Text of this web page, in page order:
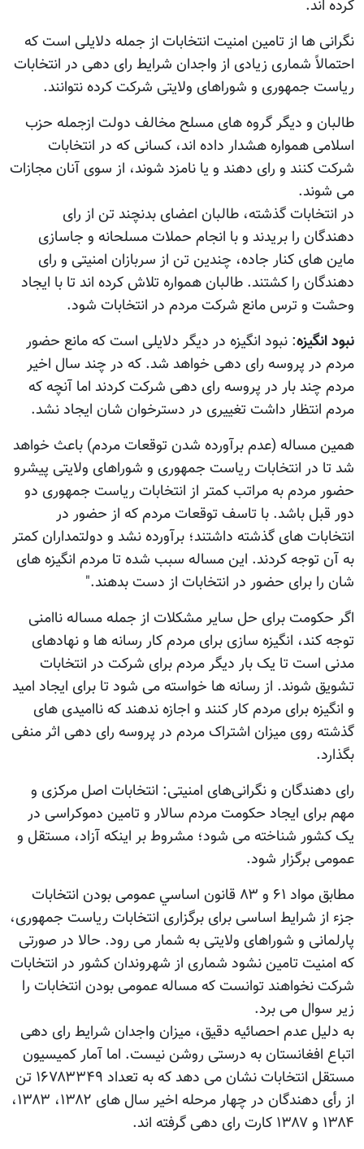
کرده اند.
نگرانی ها از تامین امنیت انتخابات از جمله دلایلی است که
احتمالاً شماری زیادی از واجدان شرایط رای دهی در انتخابات
ریاست جمهوری و شوراهای ولایتی شرکت کرده نتوانند.
طالبان و دیگر گروه های مسلح مخالف دولت ازجمله حزب
اسلامی همواره هشدار داده اند، کسانی که در انتخابات
شرکت کنند و رای دهند و یا نامزد شوند، از سوی آنان مجازات
می شوند.
در انتخابات گذشته، طالبان اعضای بدنچند تن از رای
دهندگان را بریدند و با انجام حملات مسلحانه و جاسازی
ماین های کنار جاده، چندین تن از سربازان امنیتی و رای
دهندگان را کشتند. طالبان همواره تلاش کرده اند تا با ایجاد
وحشت و ترس مانع شرکت مردم در انتخابات شود.
نبود انگیزه: نبود انگیزه در دیگر دلایلی است که مانع حضور
مردم در پروسه رای دهی خواهد شد. که در چند سال اخیر
مردم چند بار در پروسه رای دهی شرکت کردند اما آنچه که
مردم انتظار داشت تغییری در دسترخوان شان ایجاد نشد.
همین مساله (عدم برآورده شدن توقعات مردم) باعث خواهد
شد تا در انتخابات ریاست جمهوری و شوراهای ولایتی پیشرو
حضور مردم به مراتب کمتر از انتخابات ریاست جمهوری دو
دور قبل باشد. با تاسف توقعات مردم که از حضور در
انتخابات های گذشته داشتند؛ برآورده نشد و دولتمداران کمتر
به آن توجه کردند. این مساله سبب شده تا مردم انگیزه های
شان را برای حضور در انتخابات از دست بدهند."
اگر حکومت برای حل سایر مشکلات از جمله مساله ناامنی
توجه کند، انگیزه سازی برای مردم کار رسانه ها و نهادهای
مدنی است تا یک بار دیگر مردم برای شرکت در انتخابات
تشویق شوند. از رسانه ها خواسته می شود تا برای ایجاد امید
و انگیزه برای مردم کار کنند و اجازه ندهند که ناامیدی های
گذشته روی میزان اشتراک مردم در پروسه رای دهی اثر منفی
بگذارد.
رای دهندگان و نگرانی‌های امنیتی: انتخابات اصل مرکزی و
مهم برای ایجاد حکومت مردم سالار و تامین دموکراسی در
یک کشور شناخته می شود؛ مشروط بر اینکه آزاد، مستقل و
عمومی برگزار شود.
مطابق مواد ۶۱ و ۸۳ قانون اساسي عمومی بودن انتخابات
جزء از شرايط اساسی برای برگزاری انتخابات ریاست جمهوری،
پارلمانی و شوراهای ولایتی به شمار می رود. حالا در صورتی
که امنیت تامین نشود شماری از شهروندان کشور در انتخابات
شرکت نخواهند توانست که مساله عمومی بودن انتخابات را
زیر سوال می برد.
به دلیل عدم احصائیه دقیق، میزان واجدان شرایط رای دهی
اتباع افغانستان به درستی روشن نیست. اما آمار کمیسیون
مستقل انتخابات نشان می دهد که به تعداد ۱۶۷۸۳۳۴۹ تن
از رأی دهندگان در چهار مرحله اخیر سال های ۱۳۸۲، ۱۳۸۳،
۱۳۸۴ و ۱۳۸۷ کارت رای دهی گرفته اند.